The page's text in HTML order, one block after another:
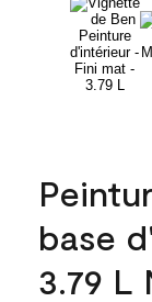
base
3.79 L